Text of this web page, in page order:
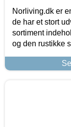
Norliving.dk er
de har et stort
sortiment
og den rustikke